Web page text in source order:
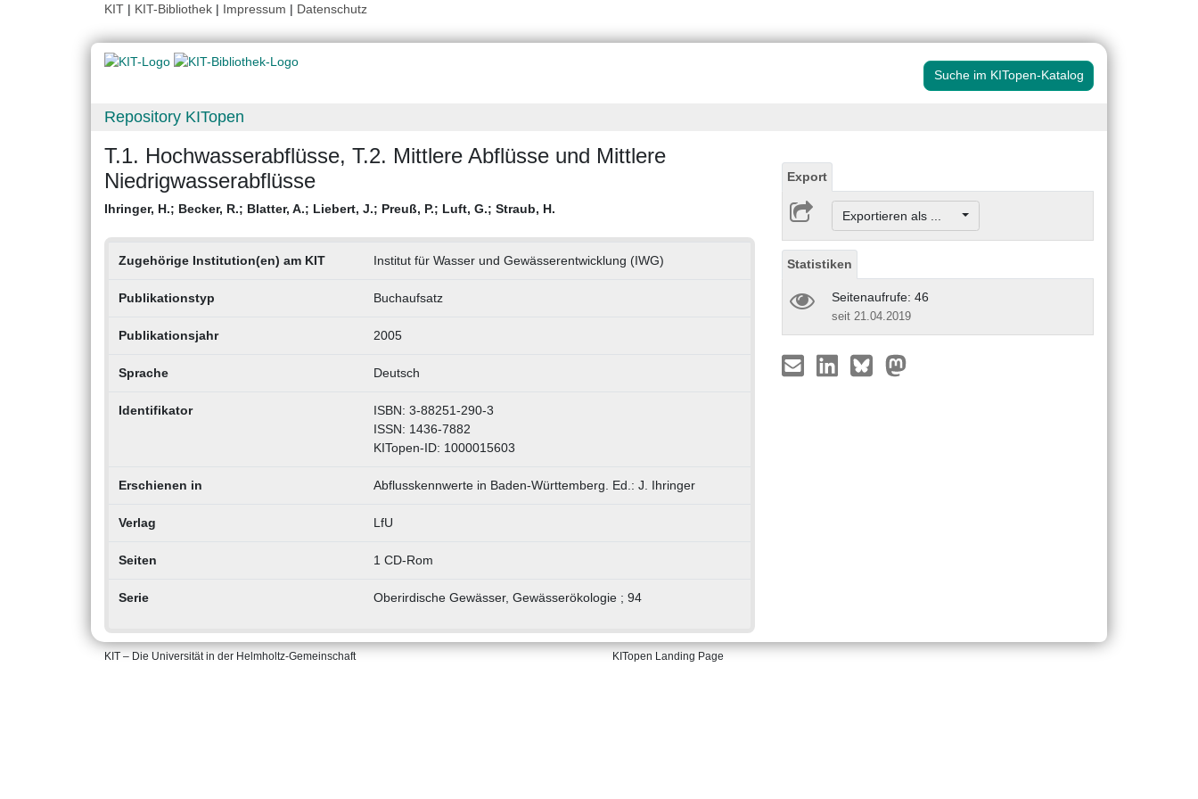
KIT | KIT-Bibliothek | Impressum | Datenschutz
Suche im KITopen-Katalog
Repository KITopen
T.1. Hochwasserabflüsse, T.2. Mittlere Abflüsse und Mittlere
Niedrigwasserabflüsse
Ihringer, H.; Becker, R.; Blatter, A.; Liebert, J.; Preuß, P.; Luft, G.; Straub, H.
Zugehörige Institution(en) am KIT Institut für Wasser und Gewässerentwicklung (IWG)
Publikationstyp Buchaufsatz
Publikationsjahr 2005
Sprache Deutsch
Identifikator
ISBN: 3-88251-290-3
ISSN: 1436-7882
KITopen-ID: 1000015603
Erschienen in Abflusskennwerte in Baden-Württemberg. Ed.: J. Ihringer
Verlag LfU
Seiten 1 CD-Rom
Serie Oberirdische Gewässer, Gewässerökologie ; 94
Export
Exportieren als ...
Statistiken
Seitenaufrufe: 46
seit 21.04.2019
KIT – Die Universität in der Helmholtz-Gemeinschaft KITopen Landing Page